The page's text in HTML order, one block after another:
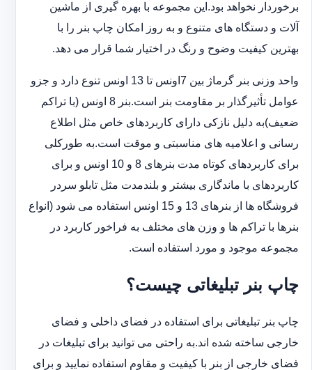
برخوردار ‏نخواهد بود.این مجموعه با بهره گیری از ماشین
آلات و دستگاه های متنوع و به روز امکان چاپ بنر را با
بهترین کیفیت ‏وضوح و رنگ در اختیار شما قرار می دهد.‏‎
واحد وزنی بنر گرماژ بین ‏‎7‎‏اونس تا 13 اونس تنوع دارد و جزو
عوامل تأثیرگذار بر مقاومت بنر است.بنر 8 اونس (با ‏تراکم
ضعیف)به دلیل نازکی دارای کاربردهای خاص مثل اطلاع
رسانی و اعلامیه های مناسبتی و موقت است.به طورکلی
‏برای کاربردهای کوتاه مدت بنرهای 8 و 10 اونس و برای
کاربردهای با ماندگاری بیشتر و بلندمدت مثل تابلو سردر
‏فروشگاه ها از بنرهای 13 و 15 اونس استفاده می شود (انواع
بنرها با تراکم ها و وزن های مختلف به فراخور کاربرد در
‏مجموعه موجود و مورد استفاده است.
چاپ بنر تبلیغاتی چیست؟
چاپ بنر تبلیغاتی برای استفاده در فضای داخلی و فضای
خارجی ساخته شده اند.به راحتی می توانید برای تبلیغات در
فضای خارجی از بنر با کیفیت و مقاوم استفاده نمایید و برای